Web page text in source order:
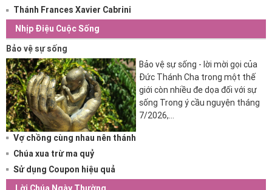
Thánh Frances Xavier Cabrini
Nhịp Điệu Cuộc Sống
Bảo vệ sự sống
Bảo vệ sự sống - lời mời gọi của
Đức Thánh Cha trong một thế
giới còn nhiều đe dọa đối với sự
sống Trong ý cầu nguyện tháng
7/2026,...
Vợ chồng cùng nhau nên thánh
Chúa xua trừ ma quỷ
Sử dụng Coupon hiệu quả